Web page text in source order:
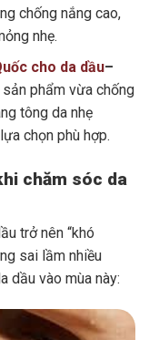
chống nắng cao,
nhẹ.
cho da dầu–
sản phẩm vừa chống
tông da nhẹ
chọn phù hợp.
chăm sóc da
trở nên “khó
sai lầm nhiều
dầu vào mùa này: